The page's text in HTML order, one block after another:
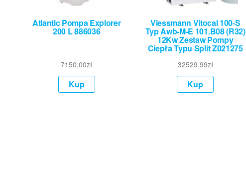
Atlantic Pompa Explorer
200 L 886036
7150,00zł
Kup
Viessmann Vitocal 100-S
Typ Awb-M-E 101.B08 (R32)
12Kw Zestaw Pompy
Ciepła Typu Split Z021275
32529,99zł
Kup